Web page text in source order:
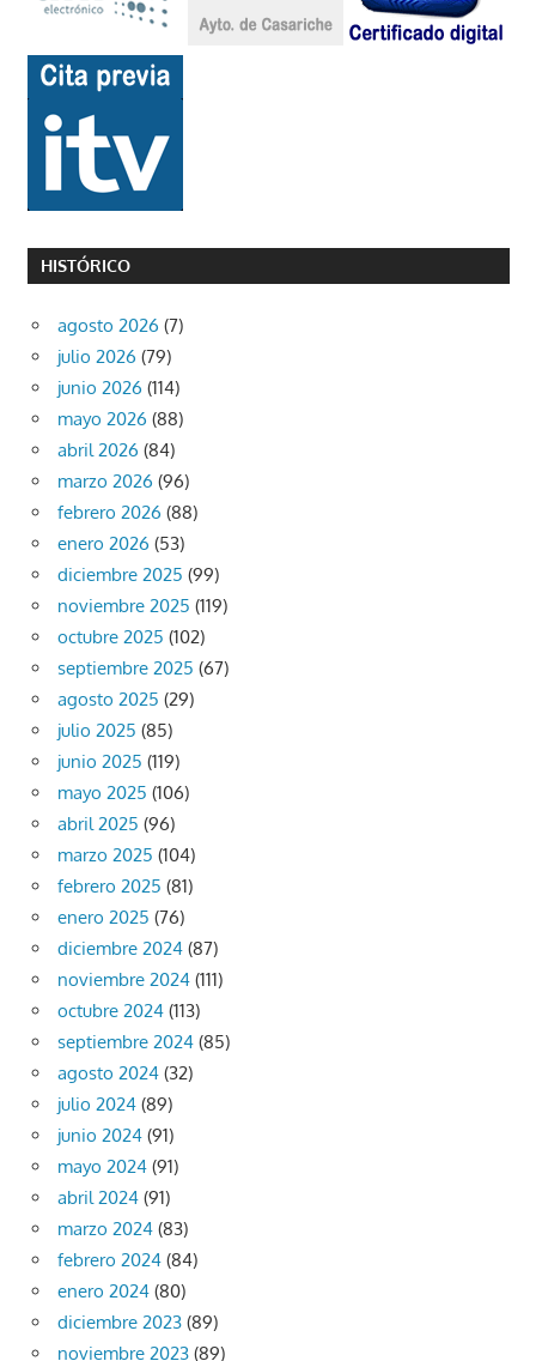
HISTÓRICO
agosto 2026 (7)
julio 2026 (79)
junio 2026 (114)
mayo 2026 (88)
abril 2026 (84)
marzo 2026 (96)
febrero 2026 (88)
enero 2026 (53)
diciembre 2025 (99)
noviembre 2025 (119)
octubre 2025 (102)
septiembre 2025 (67)
agosto 2025 (29)
julio 2025 (85)
junio 2025 (119)
mayo 2025 (106)
abril 2025 (96)
marzo 2025 (104)
febrero 2025 (81)
enero 2025 (76)
diciembre 2024 (87)
noviembre 2024 (111)
octubre 2024 (113)
septiembre 2024 (85)
agosto 2024 (32)
julio 2024 (89)
junio 2024 (91)
mayo 2024 (91)
abril 2024 (91)
marzo 2024 (83)
febrero 2024 (84)
enero 2024 (80)
diciembre 2023 (89)
noviembre 2023 (89)